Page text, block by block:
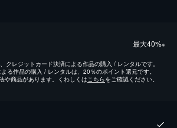
最⼤40%※
クレジットカード決済による作品の購入 / レンタルです。
る作品の購入 / レンタルは、20％のポイント還元です。
や商品があります。くわしくはこちらをご確認ください。